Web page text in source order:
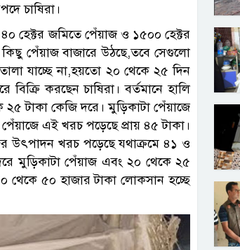
চাষিরা।
৪০ হেক্টর জমিতে পেঁয়াজ ও ১৫০০ হেক্টর
পেঁয়াজ বাজারে উঠছে,তবে সেগুলো
যাচ্ছে না,হয়তো ২০ থেকে ২৫ দিন
করছেন চাষিরা। বর্তমানে হালি
২৫ টাকা কেজি দরে। মুড়িকাটা পেঁয়াজে
এই খরচ পড়েছে প্রায় ৪৫ টাকা।
উৎপাদন খরচ পড়েছে যথাক্রমে ৪১ ও
মুড়িকাটা পেঁয়াজ এবং ২০ থেকে ২৫
থেকে ৫০ হাজার টাকা লোকসান হচ্ছে